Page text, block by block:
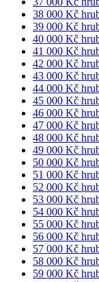
38 000 Kč
39 000 Kč
40 000 Kč
41 000 Kč
42 000 Kč
43 000 Kč
44 000 Kč
45 000 Kč
46 000 Kč
47 000 Kč
48 000 Kč
49 000 Kč
50 000 Kč
51 000 Kč
52 000 Kč
53 000 Kč
54 000 Kč
55 000 Kč
56 000 Kč
57 000 Kč
58 000 Kč
59 000 Kč